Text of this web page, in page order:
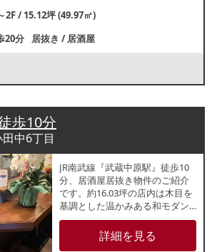
2F / 15.12坪 (49.97㎡)
20分 居抜き /居酒屋
歩10分
中6丁目
JR南武線『武蔵中原駅』徒歩10
分、居酒屋居抜き物件のご紹介
です。約16.03坪の店内は木目を
基調とした温かみある和モダン
テイストで、落ち着いた雰囲気
の内装。前テナントはカウンタ
ー6席・座敷20席のレイアウトで
詳細を見る